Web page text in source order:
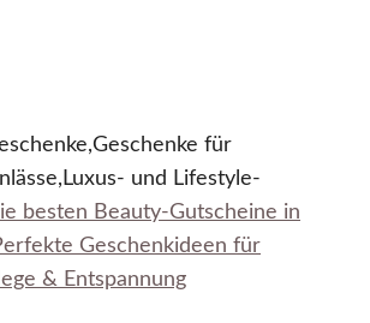
für
und Lifestyle-
besten Beauty-Gutscheine in
Geschenkideen für
& Entspannung